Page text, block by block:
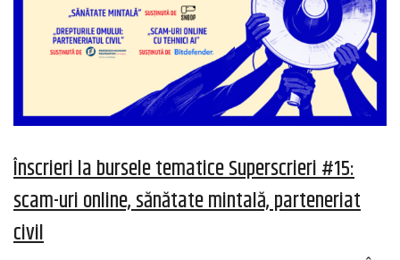
Înscrieri la bursele tematice Superscrieri #15:
scam-uri online, sănătate mintală, parteneriat
civil